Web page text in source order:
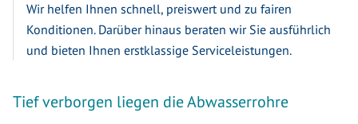
Wir helfen Ihnen schnell, preiswert und zu fairen
Konditionen. Darüber hinaus beraten wir Sie ausführlich
und bieten Ihnen erstklassige Serviceleistungen.
Tief verborgen liegen die Abwasserrohre